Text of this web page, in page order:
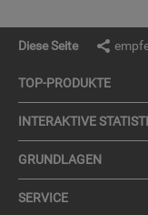
Diese Seite
TOP-PRO­DUK­TE
IN­TER­AK­TI­VE
GRUND­LA­GEN
SER­VICE